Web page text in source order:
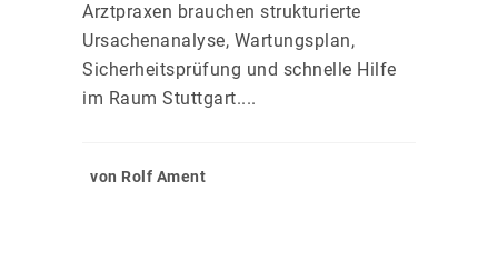
Arztpraxen brauchen strukturierte
Ursachenanalyse, Wartungsplan,
Sicherheitsprüfung und schnelle Hilfe
im Raum Stuttgart....
von Rolf Ament